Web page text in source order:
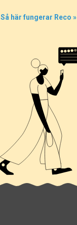
Så här fungerar Reco »